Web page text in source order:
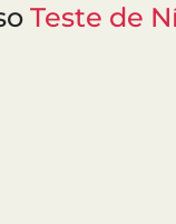
Teste de